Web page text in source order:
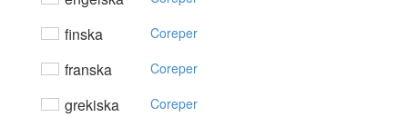
finska Coreper
franska Coreper
grekiska Coreper